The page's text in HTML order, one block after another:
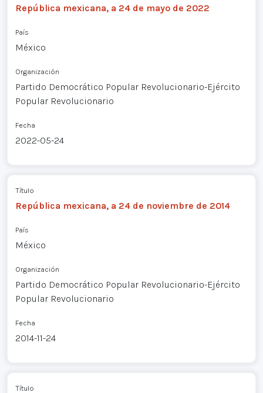
República mexicana, a 24 de mayo de 2022
País
México
Organización
Partido Democrático Popular Revolucionario-Ejército
Popular Revolucionario
Fecha
2022-05-24
Título
República mexicana, a 24 de noviembre de 2014
País
México
Organización
Partido Democrático Popular Revolucionario-Ejército
Popular Revolucionario
Fecha
2014-11-24
Título